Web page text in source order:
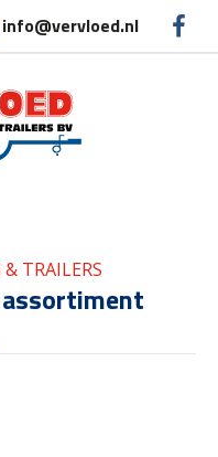
info@vervloed.nl
ALPHEN AAN DEN
TRAILERS
assortiment